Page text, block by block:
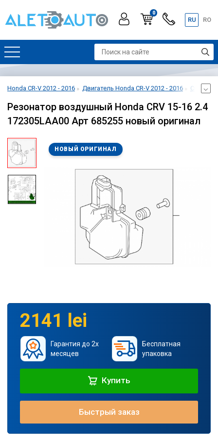
0
RU RO
Honda CR-V 2012 - 2016 Двигатель Honda CR-V 2012 - 2016 Система
Резонатор воздушный Honda CRV 15-16 2.4
172305LAA00 Арт 685255 новый оригинал
НОВЫЙ ОРИГИНАЛ
2141 lei
Гарантия до 2х
месяцев
Бесплатная
упаковка
Купить
Быстрый заказ